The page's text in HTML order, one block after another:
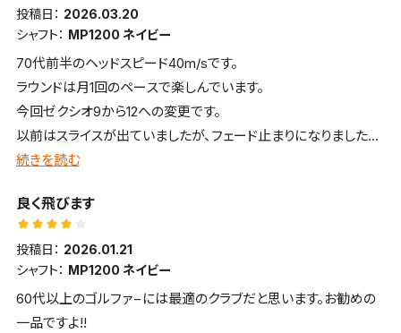
投稿日： 2026.03.20
シャフト： MP1200 ネイビー
70代前半のヘッドスピード40m/sです。
ラウンドは月1回のペースで楽しんでいます。
今回ゼクシオ9から12への変更です。
以前はスライスが出ていましたが、フェード止まりになりました。
新機能により高弾道で芯の広さを感じるクラブです。
しています。
続きを読む
良く飛びます
投稿日： 2026.01.21
シャフト： MP1200 ネイビー
60代以上のゴルファ−には最適のクラブだと思います。お勧めの
一品ですよ!!